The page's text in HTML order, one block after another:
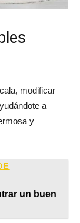
modificar
a
y
un buen